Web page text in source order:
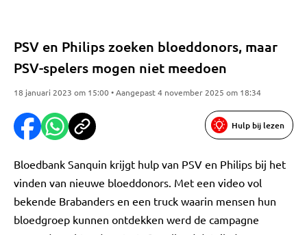
PSV en Philips zoeken bloeddonors, maar
PSV-spelers mogen niet meedoen
18 januari 2023 om 15:00 • Aangepast 4 november 2025 om 18:34
Hulp bij lezen
Bloedbank Sanquin krijgt hulp van PSV en Philips bij het
vinden van nieuwe bloeddonors. Met een video vol
bekende Brabanders en een truck waarin mensen hun
bloedgroep kunnen ontdekken werd de campagne